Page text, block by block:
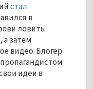
стал
в
ловить
а затем
видео. Блогер
идеи в